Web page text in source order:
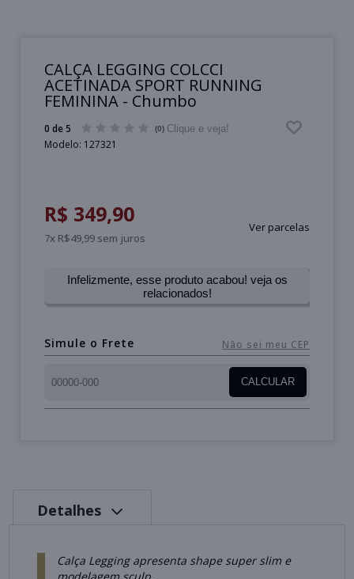
CALÇA LEGGING COLCCI
ACETINADA SPORT RUNNING
FEMININA - Chumbo
0 de 5 (0) Clique e veja!
Modelo: 127321
Ver parcelas
R$ 349,90
7x R$49,99 sem juros
Infelizmente, esse produto acabou! veja os
relacionados!
Simule o Frete Não sei meu CEP
CALCULAR
Detalhes
Calça Legging apresenta shape super slim e